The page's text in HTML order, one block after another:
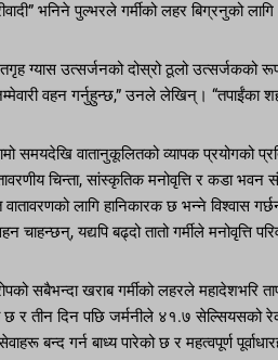
भनिने पुल्भरले गर्मीको लहर बिग्रनुको
ग्यास उत्सर्जनको दोस्रो ठूलो उत्सर्जकको
वहन गर्नुहुन्छ,” उनले लेखिन्।
समयदेखि वातानुकूलितको व्यापक प्रयोगको
चिन्ता, सांस्कृतिक मनोवृत्ति र कडा
वातावरणको लागि हानिकारक छ भन्ने विश्वास
चाहन्छन्, यद्यपि बढ्दो तातो गर्मीले मनोवृत्ति
सबैभन्दा खराब गर्मीको लहरले
र तीन दिन पछि जर्मनीले ४१.७ सेल्सियसको
बन्द गर्न बाध्य पारेको छ र महत्वपूर्ण